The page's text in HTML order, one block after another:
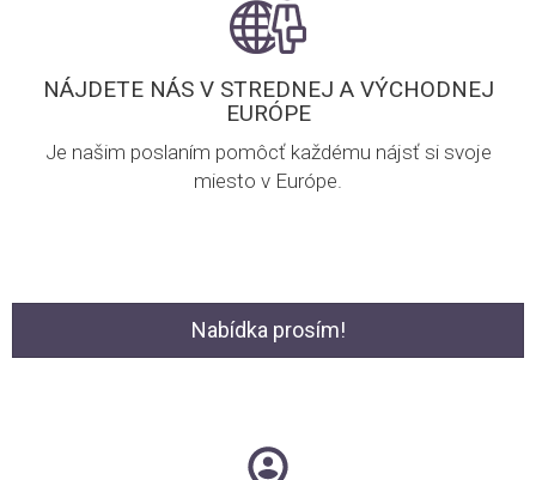
NÁJDETE NÁS V STREDNEJ A VÝCHODNEJ
EURÓPE
Je našim poslaním pomôcť každému nájsť si svoje
miesto v Európe.
Nabídka prosím!